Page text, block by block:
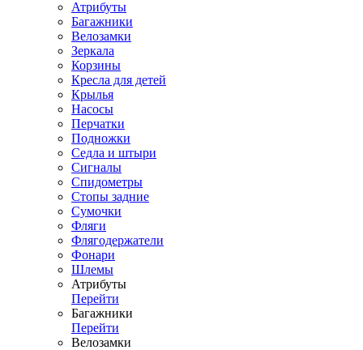
Атрибуты
Багажники
Велозамки
Зеркала
Корзины
Кресла для детей
Крылья
Насосы
Перчатки
Подножки
Седла и штыри
Сигналы
Спидометры
Стопы задние
Сумочки
Фляги
Флягодержатели
Фонари
Шлемы
Атрибуты
Перейти
Багажники
Перейти
Велозамки